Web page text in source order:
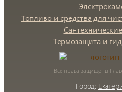
Топливо и средства для
Термозащита и
Все права защищены
Город: